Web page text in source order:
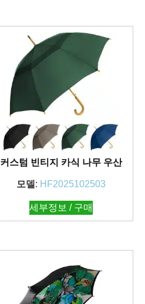
커스텀 빈티지 카식 나무 우산
모델 : HF2025102503
세부정보 / 구매